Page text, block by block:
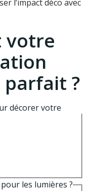
l’impact déco avec
votre
parfait ?
décorer votre
les lumières ?